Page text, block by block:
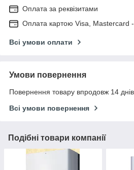
Оплата за реквізитами
Оплата картою Visa, Mastercard
Всі умови оплати
Умови повернення
Повернення товару впродовж 14
Всі умови повернення
Подібні товари компанії